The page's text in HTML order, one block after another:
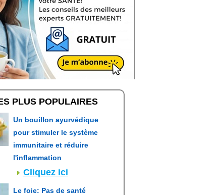
PLUS POPULAIRES
Un bouillon ayurvédique
pour stimuler le système
immunitaire et réduire
l'inflammation
Cliquez ici
Le foie: Pas de santé